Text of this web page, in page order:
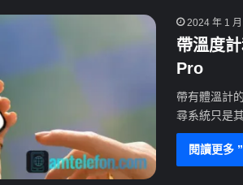
2024 年 1 月
帶溫度
Pro
帶有體溫計
尋系統只是
閱讀更多 ”